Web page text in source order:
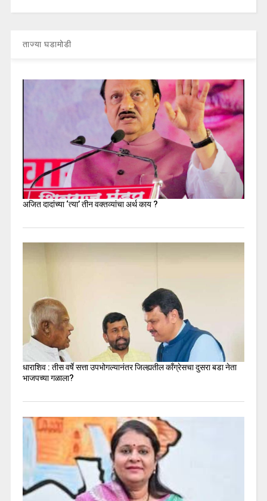
ताज्या घडामोडी
अजित दादांच्या ‘त्या’ तीन वक्तव्यांचा अर्थ काय ?
धाराशिव : तीस वर्षे सत्ता उपभोगल्यानंतर जिल्ह्यतील कॉंग्रेसचा दुसरा बडा नेता
भाजपच्या गळाला?